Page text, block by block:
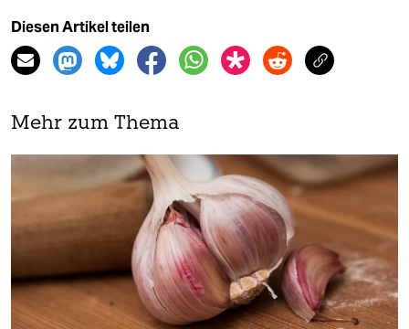
Diesen Artikel teilen
Mehr zum Thema